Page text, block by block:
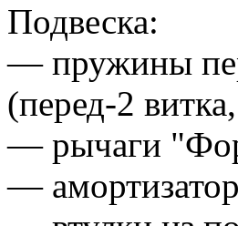
Подвеска:
— пружины
(перед-2
— рычаги
—